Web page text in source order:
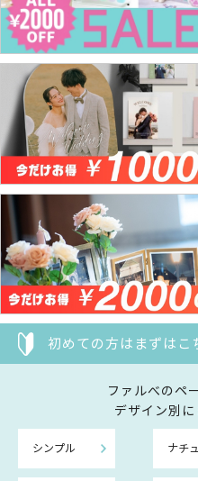
初めての方はまずはこ
ファルべのペ
デザイン別に
シンプル ナチ